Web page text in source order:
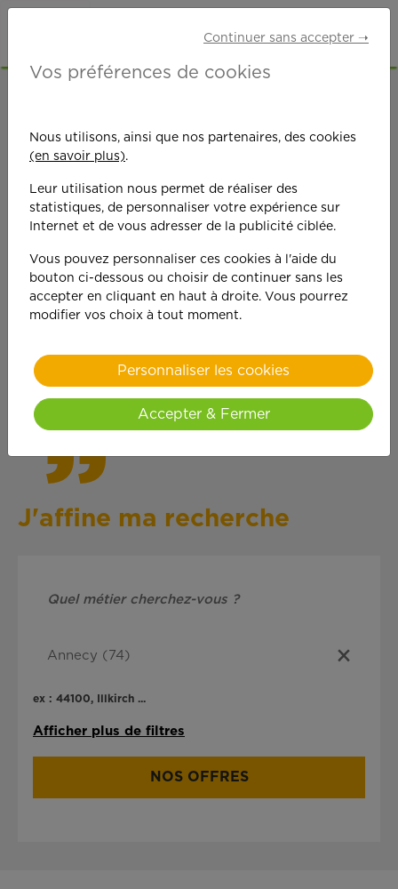
On est toujours plus
performant
quand on y met du
cœur !
J'affine ma recherche
ex : 44100, Illkirch ...
Afficher plus de filtres
NOS OFFRES
Continuer sans accepter ➝
Vos préférences de cookies
Nous utilisons, ainsi que nos partenaires, des cookies
(en savoir plus).
Leur utilisation nous permet de réaliser des
statistiques, de personnaliser votre expérience sur
Internet et de vous adresser de la publicité ciblée.
Vous pouvez personnaliser ces cookies à l'aide du
bouton ci-dessous ou choisir de continuer sans les
accepter en cliquant en haut à droite. Vous pourrez
modifier vos choix à tout moment.
Personnaliser les cookies
Accepter & Fermer